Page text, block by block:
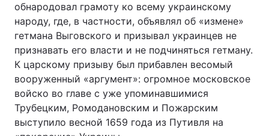
Тема оформлення
обнародовал грамоту ко всему украинскому
народу, где, в частности, объявлял об «измене»
гетмана Выговского и призывал украинцев не
признавать его власти и не подчиняться гетману.
К царскому призыву был прибавлен весомый
вооруженный «аргумент»: огромное московское
войско во главе с уже упоминавшимися
Трубецким, Ромодановским и Пожарским
выступило весной 1659 года из Путивля на